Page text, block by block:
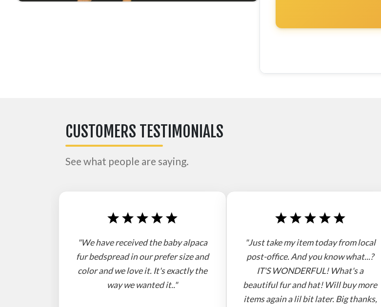
CUSTOMERS TESTIMONIALS
See what people are saying.
"We have received the baby alpaca
fur bedspread in our prefer size and
color and we love it. It's exactly the
way we wanted it.."
"Just take my item today from local
post-office. And you know what...?
IT'S WONDERFUL! What's a
beautiful fur and hat! Will buy more
items again a lil bit later. Big thanks,